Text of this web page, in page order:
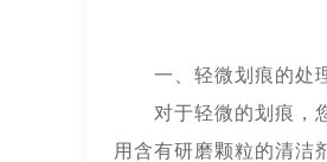
一、轻微划痕的处
对于轻微的划痕，您
用含有研磨颗粒的清洁